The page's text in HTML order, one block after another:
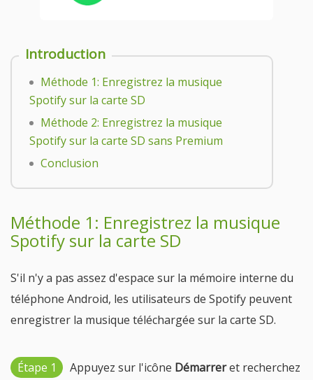
Introduction
Méthode 1: Enregistrez la musique
Spotify sur la carte SD
Méthode 2: Enregistrez la musique
Spotify sur la carte SD sans Premium
Conclusion
Méthode 1: Enregistrez la musique
Spotify sur la carte SD
S'il n'y a pas assez d'espace sur la mémoire interne du
téléphone Android, les utilisateurs de Spotify peuvent
enregistrer la musique téléchargée sur la carte SD.
Étape 1 Appuyez sur l'icône Démarreret recherchez